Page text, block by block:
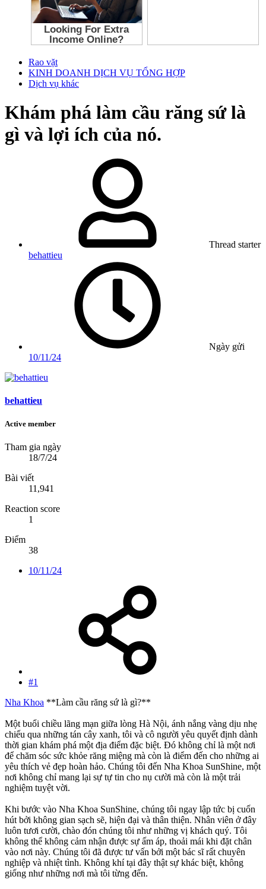
Rao vặt
KINH DOANH DỊCH VỤ TỔNG HỢP
Dịch vụ khác
Khám phá làm cầu răng sứ là
gì và lợi ích của nó.
Thread starter
behattieu
Ngày gửi
10/11/24
behattieu
Active member
Tham gia ngày
18/7/24
Bài viết
11,941
Reaction score
1
Điểm
38
10/11/24
#1
Nha Khoa **Làm cầu răng sứ là gì?**
Một buổi chiều lãng mạn giữa lòng Hà Nội, ánh nắng vàng dịu nhẹ
chiếu qua những tán cây xanh, tôi và cô người yêu quyết định dành
thời gian khám phá một địa điểm đặc biệt. Đó không chỉ là một nơi
để chăm sóc sức khỏe răng miệng mà còn là điểm đến cho những ai
yêu thích vẻ đẹp hoàn hảo. Chúng tôi đến Nha Khoa SunShine, một
nơi không chỉ mang lại sự tự tin cho nụ cười mà còn là một trải
nghiệm tuyệt vời.
Khi bước vào Nha Khoa SunShine, chúng tôi ngay lập tức bị cuốn
hút bởi không gian sạch sẽ, hiện đại và thân thiện. Nhân viên ở đây
luôn tươi cười, chào đón chúng tôi như những vị khách quý. Tôi
không thể không cảm nhận được sự ấm áp, thoải mái khi đặt chân
vào nơi này. Chúng tôi đã được tư vấn bởi một bác sĩ rất chuyên
nghiệp và nhiệt tình. Không khí tại đây thật sự khác biệt, không
giống như những nơi mà tôi từng đến.